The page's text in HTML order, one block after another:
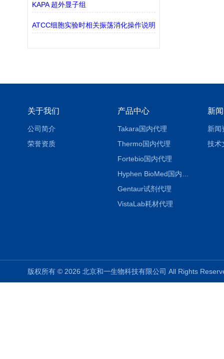
KAPA 超外显子组
ATCC细胞实验时相关振荡消化操作说明
关于我们
公司简介
荣誉资质
产品中心
Takara国内代理
Thermo国内代理
Fortebio国内代理
Gentaur试剂代理
VistaLab耗材代理
新
新闻
技术
版权所有 © 2026 北京和一生物科技有限公司 All Rights